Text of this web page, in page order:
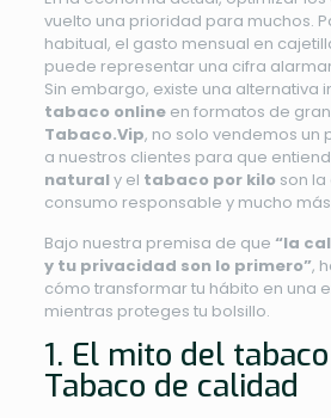
vuelto una prioridad para muchos.
habitual, el gasto mensual en
puede representar una cifra
Sin embargo, existe una alternativa
tabaco onlineen formatos de gran
Tabaco.Vip, no solo vendemos un
a nuestros clientes para que
naturaly el tabaco por kilo son
consumo responsable y mucho
Bajo nuestra premisa de que “la
y tu privacidad son lo primero”,
cómo transformar tu hábito en una
mientras proteges tu bolsillo.
1. El mito del
Tabaco de calidad